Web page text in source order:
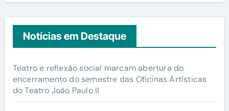
Notícias em Destaque
Teatro e reflexão social marcam abertura do
encerramento do semestre das Oficinas Artísticas
do Teatro João Paulo II